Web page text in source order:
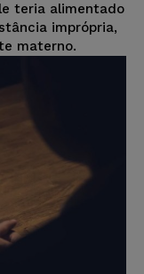
teria alimentado
imprópria,
materno.